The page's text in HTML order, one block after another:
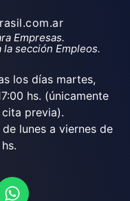
Empresas.
sección Empleos.
los días martes,
hs. (únicamente
previa).
lunes a viernes de